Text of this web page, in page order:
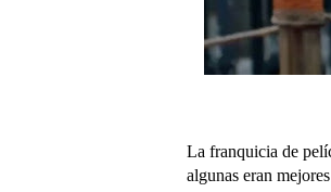
La franquicia de
algunas eran